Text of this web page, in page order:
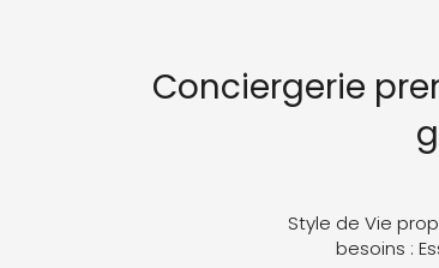
Conciergerie
Style de Vie
besoins :